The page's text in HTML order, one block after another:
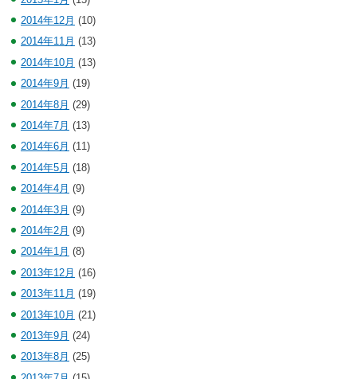
2014年12月 (10)
2014年11月 (13)
2014年10月 (13)
2014年9月 (19)
2014年8月 (29)
2014年7月 (13)
2014年6月 (11)
2014年5月 (18)
2014年4月 (9)
2014年3月 (9)
2014年2月 (9)
2014年1月 (8)
2013年12月 (16)
2013年11月 (19)
2013年10月 (21)
2013年9月 (24)
2013年8月 (25)